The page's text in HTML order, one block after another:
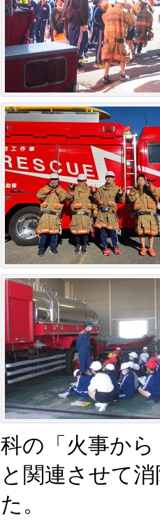
科の「火事か
と関連させて
た。